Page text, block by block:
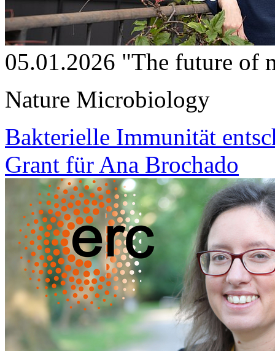
05.01.2026 "The future of
Nature Microbiology
Bakterielle Immunität
Grant für Ana Brochado